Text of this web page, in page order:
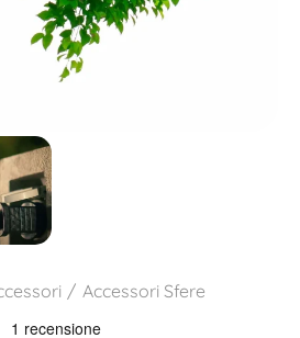
Accessori Sfere